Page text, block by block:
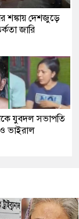
শঙ্কায় দেশজুড়ে
জারি
যুবদল সভাপতি
ভাইরাল